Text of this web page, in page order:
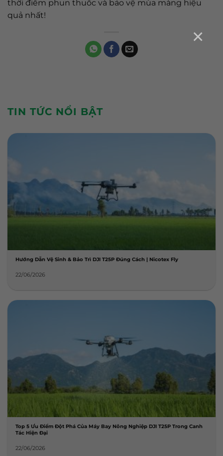
×
thời điểm phun thuốc và bảo vệ mùa màng hiệu
quả nhất!
TIN TỨC NỔI BẬT
Hướng Dẫn Vệ Sinh & Bảo Trì DJI T25P Đúng Cách | Nicotex Fly
22/06/2026
Top 5 Ưu Điểm Đột Phá Của Máy Bay Nông Nghiệp DJI T25P Trong Canh
Tác Hiện Đại
22/06/2026